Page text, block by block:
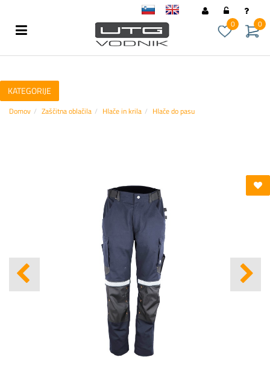
0
0
KATEGORIJE
Domov Zaščitna oblačila Hlače in krila Hlače do pasu